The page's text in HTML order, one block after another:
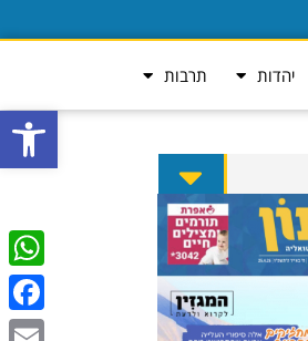
פתח
יהדות תרבות